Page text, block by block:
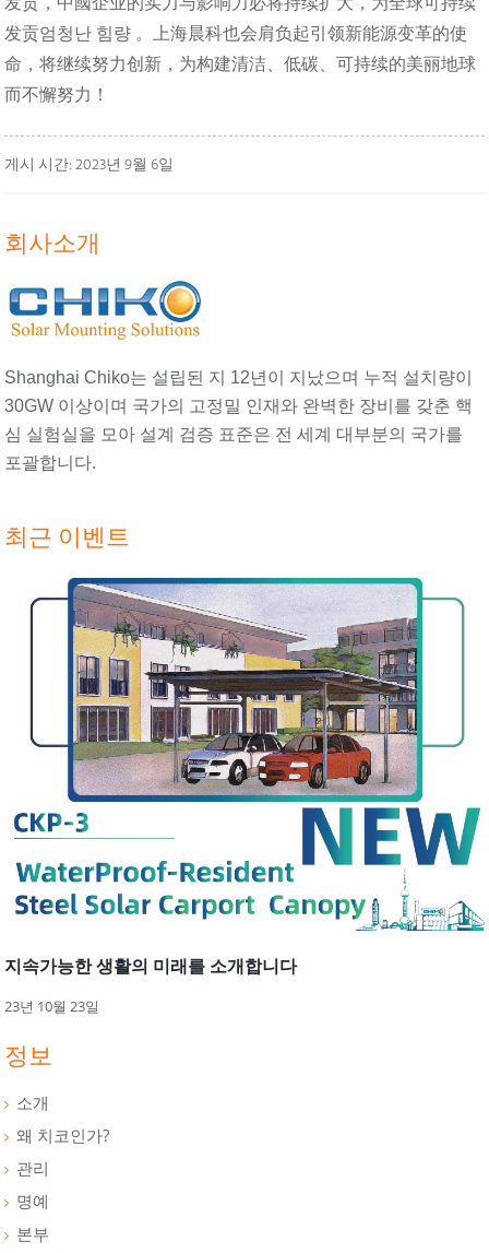
发贡엄청난 힘량 。上海晨科也会肩负起引领新能源变革的使
命，将继续努力创新，为构建清洁、低碳、可持续的美丽地球
而不懈努力！
게시 시간: 2023년 9월 6일
회사소개
Shanghai Chiko는 설립된 지 12년이 지났으며 누적 설치량이
30GW 이상이며 국가의 고정밀 인재와 완벽한 장비를 갖춘 핵
심 실험실을 모아 설계 검증 표준은 전 세계 대부분의 국가를
포괄합니다.
최근 이벤트
지속가능한 생활의 미래를 소개합니다
23년 10월 23일
정보
소개
왜 치코인가?
관리
명예
본부